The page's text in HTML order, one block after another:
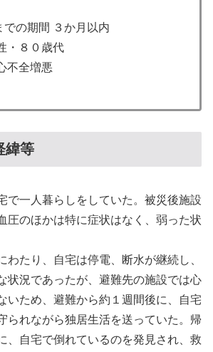
での期間 ３か月以内
・８０歳代
不全増悪
緯等
で一人暮らしをしていた。被災後施設
圧のほかは特に症状はなく、弱った状
わたり、自宅は停電、断水が継続し、
状況であったが、避難先の施設では心
いため、避難から約１週間後に、自宅
られながら独居生活を送っていた。帰
、自宅で倒れているのを発見され、救